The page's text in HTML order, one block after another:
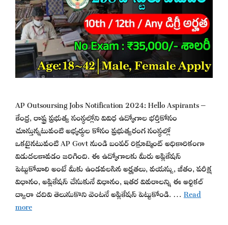
AP Outsoursing Jobs Notification 2024: Hello Aspirants –
కేంద్ర, రాష్ట్ర ప్రభుత్వ సంస్థల్లోని వివిధ ఉద్యోగాల భర్తీకోసం
చూస్తున్నటువంటి అభ్యర్థుల కోసం ప్రభుత్వరంగ సంస్థల్లో
ఒకటైనటువంటి AP Govt నుండి బంపర్ రిక్రూట్మెంట్ అధికారికంగా
విడుదలకావడం జరిగింది. ఈ ఉద్యోగాలకు మీరు అప్లికేషన్
పెట్టుకోవాలి అంటే మీకు ఉండవలసిన అర్హతలు, వయస్సు, జీతం, పరీక్ష
విధానం, అప్లికేషన్ చేసుకునే విధానం, ఇతర వివరాలన్ని ఈ ఆర్టికల్
ద్వారా చదివి తెలుసుకొని వెంటనే అప్లికేషన్ పెట్టుకోండి. …Read
more